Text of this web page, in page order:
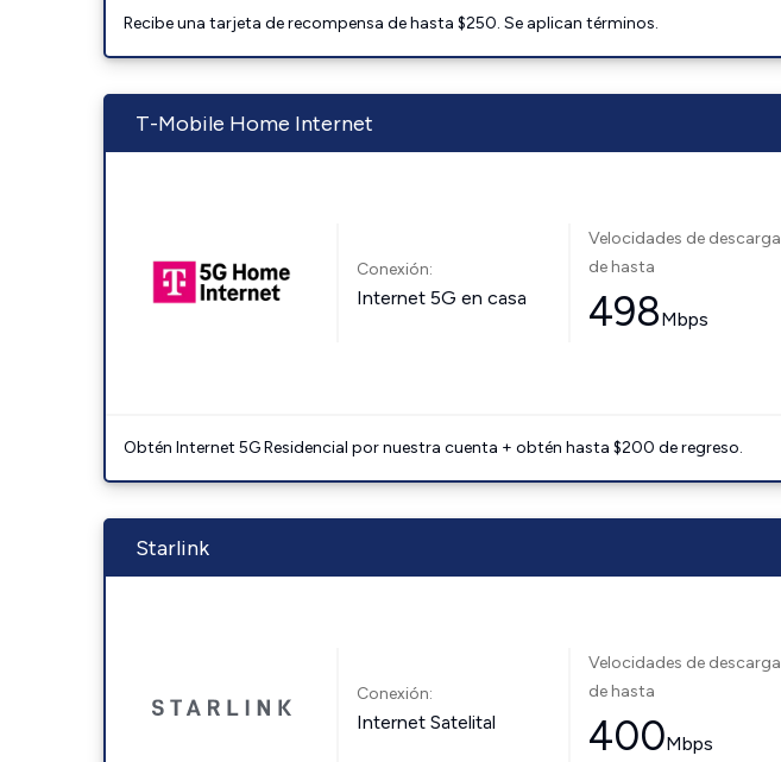
Recibe una tarjeta de recompensa de hasta $250. Se aplican términos.
T-Mobile Home Internet
Conexión:
Internet 5G en casa
Velocidades de descarga
de hasta
498Mbps
Obtén Internet 5G Residencial por nuestra cuenta + obtén hasta $200 de regreso.
Starlink
Conexión:
Internet Satelital
Velocidades de descarga
de hasta
400Mbps